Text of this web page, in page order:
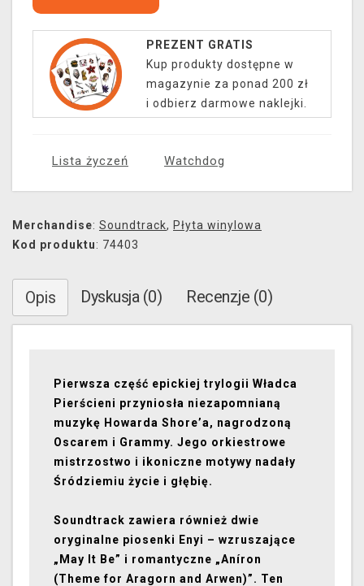
PREZENT GRATIS
Kup produkty dostępne w
magazynie za ponad 200 zł
i odbierz darmowe naklejki.
Lista życzeń Watchdog
Merchandise: Soundtrack, Płyta winylowa
Kod produktu: 74403
Opis Dyskusja (0) Recenzje (0)
Pierwsza część epickiej trylogii Władca
Pierścieni przyniosła niezapomnianą
muzykę Howarda Shore’a, nagrodzoną
Oscarem i Grammy. Jego orkiestrowe
mistrzostwo i ikoniczne motywy nadały
Śródziemiu życie i głębię.
Soundtrack zawiera również dwie
oryginalne piosenki Enyi – wzruszające
„May It Be” i romantyczne „Aníron
(Theme for Aragorn and Arwen)”. Ten